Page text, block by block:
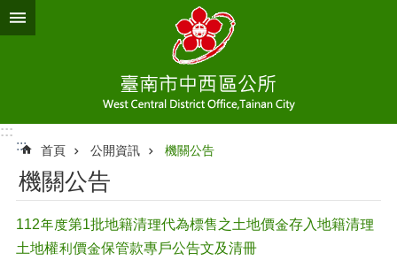
跳到主要內容區塊
:::
:::
首頁 公開資訊 機關公告
機關公告
112年度第1批地籍清理代為標售之土地價金存入地籍清理
土地權利價金保管款專戶公告文及清冊